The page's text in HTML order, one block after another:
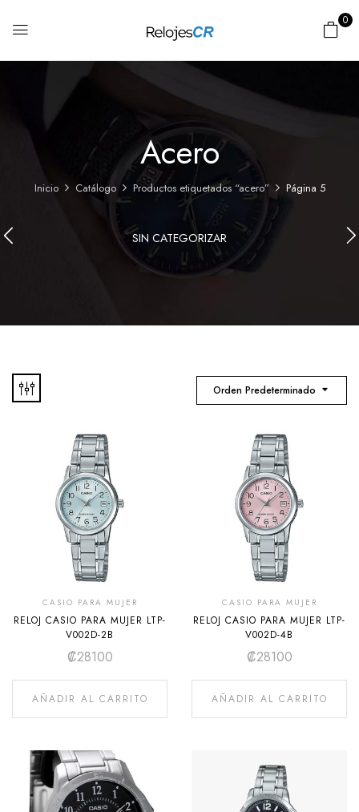
0
Acero
Inicio Catálogo Productos etiquetados “acero” Página 5
SIN CATEGORIZAR
Orden Predeterminado
CASIO PARA MUJER
RELOJ CASIO PARA MUJER LTP-
V002D-2B
₡28100
AÑADIR AL CARRITO
CASIO PARA MUJER
RELOJ CASIO PARA MUJER LTP-
V002D-4B
₡28100
AÑADIR AL CARRITO